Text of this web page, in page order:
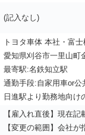
(記入なし)
トヨタ車体 本社・富
愛知県刈谷市一里山町
最寄駅:名鉄知立駅
通勤手段:自家用車or公
日進駅より勤務地向け
【雇入れ直後】現在記
【変更の範囲】会社が